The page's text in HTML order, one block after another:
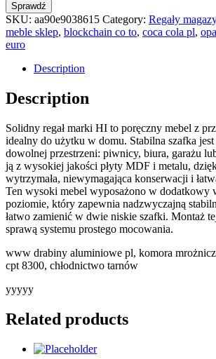
Sprawdź
SKU: aa90e9038615 Category: Regały
meble sklep, blockchain co to, coca cola pl,
euro
Description
Description
Solidny regał marki HI to poręczny mebel z
idealny do użytku w domu. Stabilna szafka
dowolnej przestrzeni: piwnicy, biura, garażu
ją z wysokiej jakości płyty MDF i metalu,
wytrzymała, niewymagająca konserwacji i
Ten wysoki mebel wyposażono w dodatkowy
poziomie, który zapewnia nadzwyczajną
łatwo zamienić w dwie niskie szafki. Montaż
sprawą systemu prostego mocowania.
www drabiny aluminiowe pl, komora
cpt 8300, chłodnictwo tarnów
yyyyy
Related products